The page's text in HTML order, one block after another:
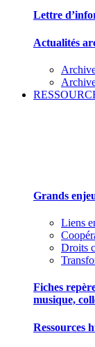
Lettre
Actualités
Grands
Liens
Droits
Fiches
musique,
Ressources